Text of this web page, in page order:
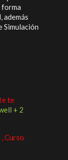
forma
además
Simulación
te
+ 2
, Curso